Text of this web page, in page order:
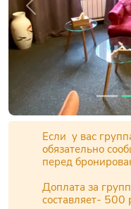
Previous
Если у вас
обязательно
перед
Доплата за
составляет- 500